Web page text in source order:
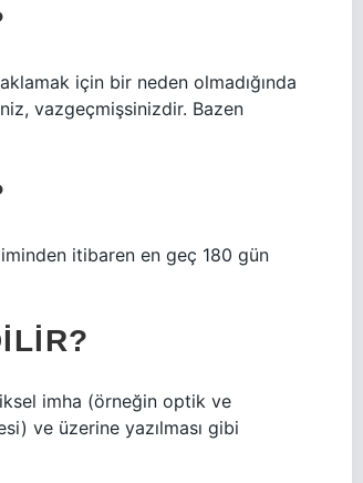
için bir neden olmadığında
vazgeçmişsinizdir. Bazen
itibaren en geç 180 gün
imha (örneğin optik ve
ve üzerine yazılması gibi